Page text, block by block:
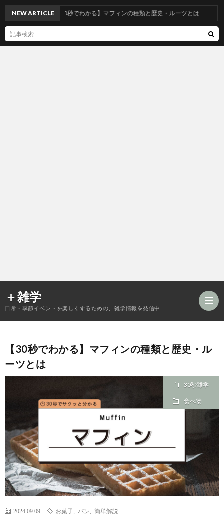
＋雑学
日常・季節イベントを楽しくするための、雑学情報を発信中
食
類
ー
中
季
風
由
NEW ARTICLE【30秒でわかる】マフィンの種類と歴史・ルーツとは
【30秒でわかる】マフィンの種類と歴史・ル
ーツとは
30秒雑学
食べ物
2024.09.09 お菓子 パン 簡単解説